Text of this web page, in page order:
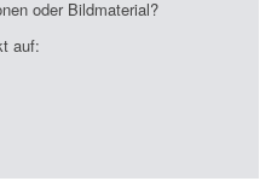
oder Bildmaterial?
auf: